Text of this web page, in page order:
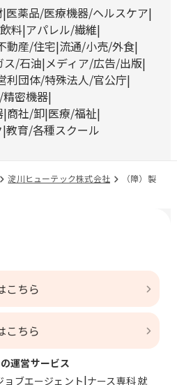
医薬品/医療機器/ヘルスケア
料 アパレル/繊維
動産/住宅 流通/小売/外食
ス/石油 メディア/広告/出版
利団体/特殊法人/官公庁
密機器
商社/卸 医療/福祉
教育/各種スクール
淀川ヒューテック株式会社
（障）製
こちら
こちら
運営サービス
ョブエージェント ナース専科 就